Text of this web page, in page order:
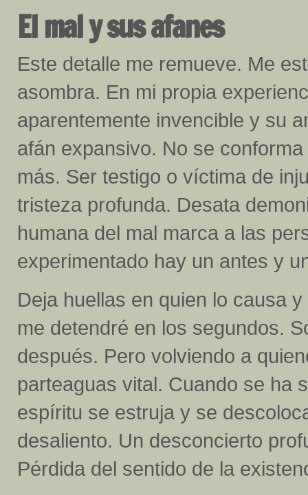
El mal y sus afanes
Este detalle me remueve. Me
asombra. En mi propia
aparentemente invencible y su
afán expansivo. No se
más. Ser testigo o víctima de
tristeza profunda. Desata
humana del mal marca a las
experimentado hay un antes y
Deja huellas en quien lo causa
me detendré en los segundos.
después. Pero volviendo a
parteaguas vital. Cuando se ha
espíritu se estruja y se
desaliento. Un desconcierto
Pérdida del sentido de la